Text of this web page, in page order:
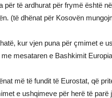
për të ardhurat për frymë është
(të dhënat për Kosovën
kur vjen puna për çmimet e
me mesataren e Bashkimit
më të fundit të Eurostat, që
e ushqimeve për herë të